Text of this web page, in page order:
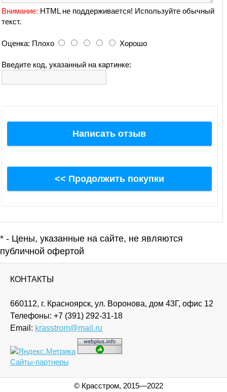
Внимание: HTML не поддерживается! Используйте обычный
текст.
Оценка: Плохо Хорошо
Введите код, указанный на картинке:
Написать отзыв
<< Продолжить покупки
* - Цены, указанные на сайте, не являются
публичной офертой
КОНТАКТЫ
660112, г. Красноярск, ул. Воронова, дом 43Г, офис 12
Телефоны: +7 (391) 292-31-18
Email: krasstrom@mail.ru
Сайты-партнеры
© Красстром, 2015—2022